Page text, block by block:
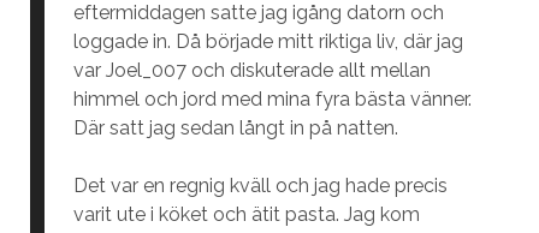
eftermiddagen satte jag igång datorn och
loggade in. Då började mitt riktiga liv, där jag
var Joel_007 och diskuterade allt mellan
himmel och jord med mina fyra bästa vänner.
Där satt jag sedan långt in på natten.
Det var en regnig kväll och jag hade precis
varit ute i köket och ätit pasta. Jag kom